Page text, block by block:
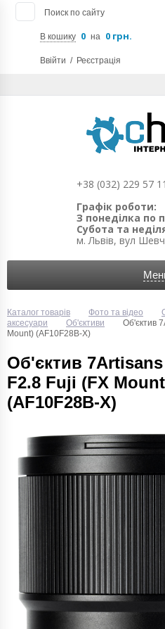
Поиск по сайту
В кошику 0 на 0 грн.
Ввійти / Реєстрація
+38 (032) 229 57 11
Графік роботи:
З понеділка по
Субота та
м. Львів, вул
Каталог товарів Фото та відео
аксесуари
Об'єктиви
Об'єктив
Mount) (AF10F28B-X)
Об'єктив 7Artisans
F2.8 Fuji (FX
(AF10F28B-X)